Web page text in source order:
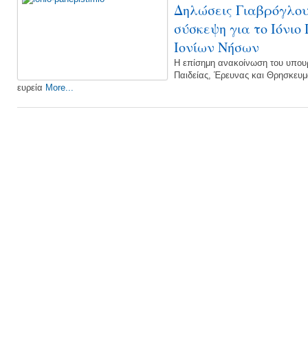
Δηλώσεις
σύσκεψη για το
Ιονίων Νήσων
Η επίσημη ανακοίνωση του
Παιδείας, Έρευνας και
ευρεία More...